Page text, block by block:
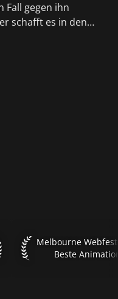
Fall gegen ihn
schafft es in den
Großer PreisMelbourne Webfest
Melbourne
Beste